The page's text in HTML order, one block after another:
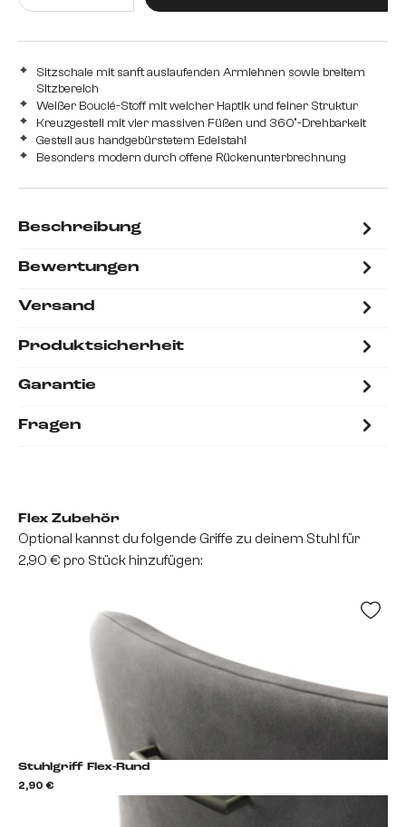
Sitzschale mit sanft auslaufenden Armlehnen sowie breitem
Sitzbereich
Weißer Bouclé-Stoff mit weicher Haptik und feiner Struktur
Kreuzgestell mit vier massiven Füßen und 360°-Drehbarkeit
Gestell aus handgebürstetem Edelstahl
Besonders modern durch offene Rückenunterbrechnung
Beschreibung
Bewertungen
Versand
Produktsicherheit
Garantie
Fragen
Flex Zubehör
Optional kannst du folgende Griffe zu deinem Stuhl für
2,90 € pro Stück hinzufügen:
Stuhlgriff Flex-Rund
2,90 €
Stuhlgriff hinzufügen